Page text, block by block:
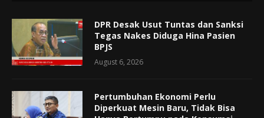
DPR Desak Usut Tuntas dan Sanksi
Tegas Nakes Diduga Hina Pasien
BPJS
August 6, 2026
Pertumbuhan Ekonomi Perlu
Diperkuat Mesin Baru, Tidak Bisa